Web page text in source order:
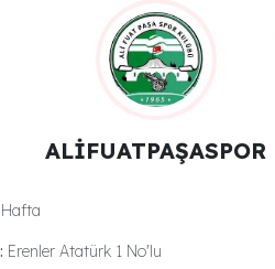
ALİFUATPAŞASPOR
Erenler Atatürk 1 No'lu